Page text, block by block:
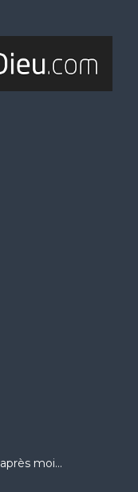
moi…